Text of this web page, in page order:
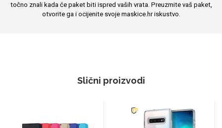
točno znali kada će paket biti ispred vaših vrata. Preuzmite vaš paket,
otvorite ga i ocijenite svoje maskice.hr iskustvo.
Slični proizvodi